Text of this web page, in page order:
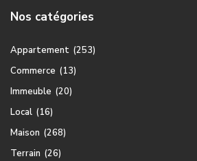
Nos catégories
Appartement (253)
Commerce (13)
Immeuble (20)
Local (16)
Maison (268)
Terrain (26)